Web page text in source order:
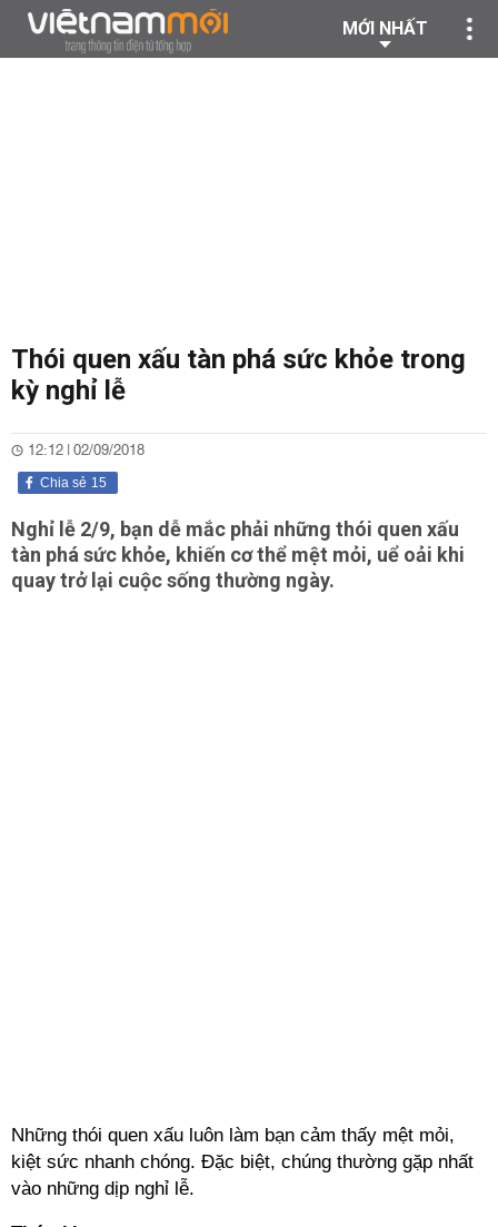
MỚI NHẤT
Thói quen xấu tàn phá sức khỏe trong
kỳ nghỉ lễ
12:12 | 02/09/2018
15
Chia sẻ
Nghỉ lễ 2/9, bạn dễ mắc phải những thói quen xấu
tàn phá sức khỏe, khiến cơ thể mệt mỏi, uể oải khi
quay trở lại cuộc sống thường ngày.
Những thói quen xấu luôn làm bạn cảm thấy mệt mỏi,
kiệt sức nhanh chóng. Đặc biệt, chúng thường gặp nhất
vào những dịp nghỉ lễ.